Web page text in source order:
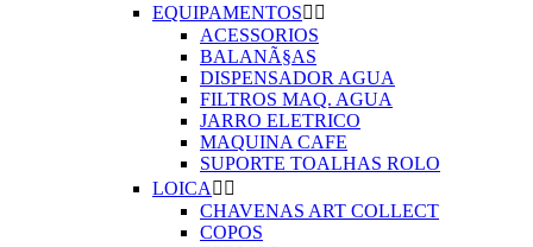
EQUIPAMENTOS 
ACESSORIOS
BALANÃ§AS
DISPENSADOR AGUA
FILTROS MAQ. AGUA
JARRO ELETRICO
MAQUINA CAFE
SUPORTE TOALHAS ROLO
LOICA  
CHAVENAS ART COLLECT
COPOS